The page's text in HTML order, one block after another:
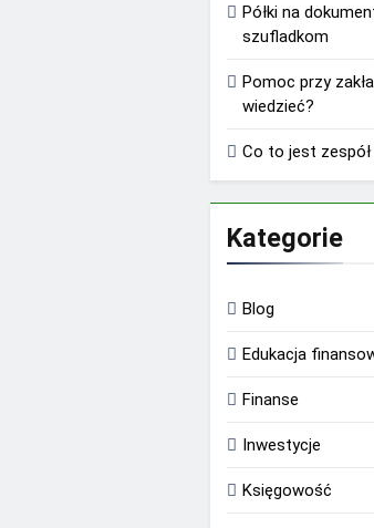
Półki na
szufladkom
Pomoc przy
wiedzieć?
Co to jest
Kategorie
Blog
Edukacja
Finanse
Inwestycje
Księgowość